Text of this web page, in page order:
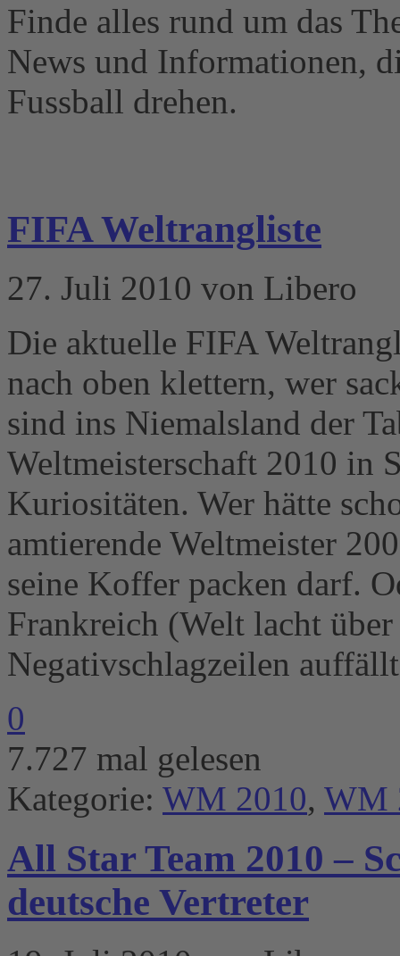
Finde alles rund um das
News und Informationen,
Fussball drehen.
FIFA Weltrangliste
27. Juli 2010 von Libero
Die aktuelle FIFA
nach oben klettern, wer
sind ins Niemalsland der
Weltmeisterschaft 2010 in
Kuriositäten. Wer hätte
amtierende Weltmeister
seine Koffer packen darf.
Frankreich (Welt lacht
Negativschlagzeilen
0
7.727 mal gelesen
Kategorie: WM 2010, WM
All Star Team 2010 –
deutsche Vertreter